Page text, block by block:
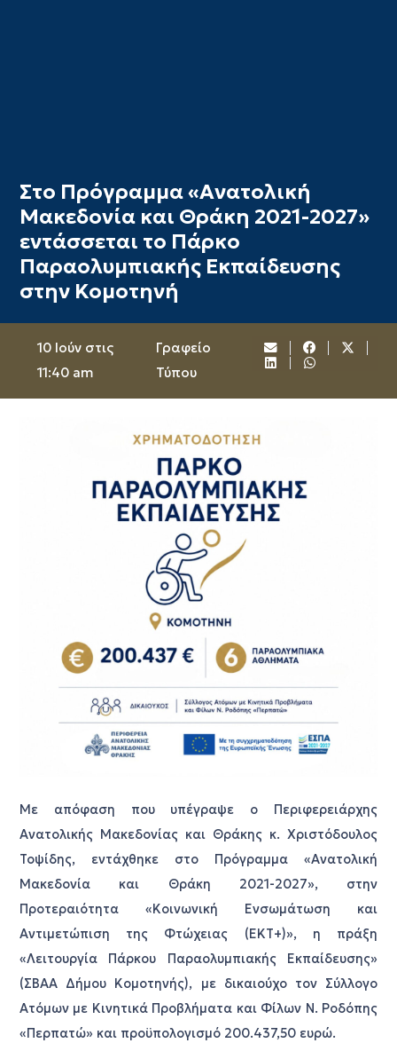
Στο Πρόγραμμα «Ανατολική
Μακεδονία και Θράκη 2021-2027»
εντάσσεται το Πάρκο
Παραολυμπιακής Εκπαίδευσης
στην Κομοτηνή
10 Ιούν στις
11:40 am
Γραφείο
Τύπου
Με απόφαση που υπέγραψε ο Περιφερειάρχης
Ανατολικής Μακεδονίας και Θράκης κ. Χριστόδουλος
Τοψίδης, εντάχθηκε στο Πρόγραμμα «Ανατολική
Μακεδονία και Θράκη 2021-2027», στην
Προτεραιότητα «Κοινωνική Ενσωμάτωση και
Αντιμετώπιση της Φτώχειας (ΕΚΤ+)», η πράξη
«Λειτουργία Πάρκου Παραολυμπιακής Εκπαίδευσης»
(ΣΒΑΑ Δήμου Κομοτηνής), με δικαιούχο τον Σύλλογο
Ατόμων με Κινητικά Προβλήματα και Φίλων Ν. Ροδόπης
«Περπατώ» και προϋπολογισμό 200.437,50 ευρώ.